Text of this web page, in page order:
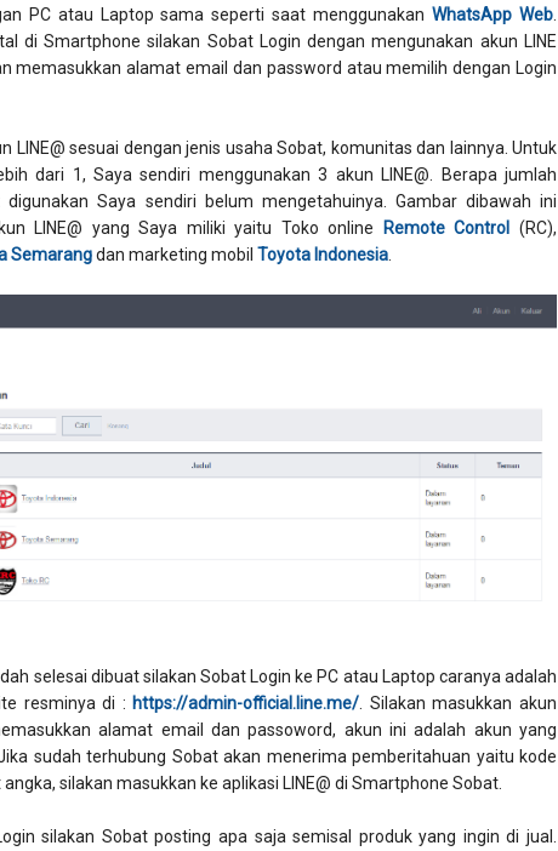
PC atau Laptop sama seperti saat menggunakanWhatsApp Web.
di Smartphone silakan Sobat Login dengan mengunakan akun LINE
memasukkan alamat email dan password atau memilih dengan Login
LINE@ sesuai dengan jenis usaha Sobat, komunitas dan lainnya. Untuk
dari 1, Saya sendiri menggunakan 3 akun LINE@. Berapa jumlah
Saya sendiri belum mengetahuinya. Gambar dibawah ini
LINE@ yang Saya miliki yaitu Toko online
Remote Control
(RC),
Semarangdan marketing mobil Toyota Indonesia.
selesai dibuat silakan Sobat Login ke PC atau Laptop caranya adalah
resminya di :https://admin-official.line.me/ . Silakan masukkan akun
alamat email dan passoword, akun ini adalah akun yang
sudah terhubung Sobat akan menerima pemberitahuan yaitu kode
silakan masukkan ke aplikasi LINE@ di Smartphone Sobat.
silakan Sobat posting apa saja semisal produk yang ingin di jual.